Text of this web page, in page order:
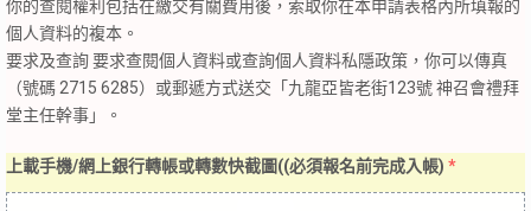
你的查閱權利包括在繳交有關費用後，索取你在本申請表格內所填報的
個人資料的複本。
要求及查詢 要求查閱個人資料或查詢個人資料私隱政策，你可以傳真
（號碼 2715 6285）或郵遞方式送交「九龍亞皆老街123號 神召會禮拜
堂主任幹事」。
上載手機/網上銀行轉帳或轉數快截圖((必須報名前完成入帳) *